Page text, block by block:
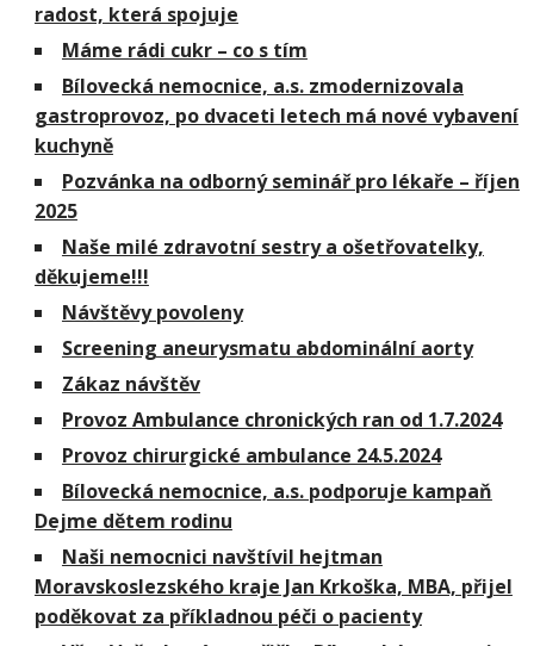
radost, která spojuje
Máme rádi cukr – co s tím
Bílovecká nemocnice, a.s. zmodernizovala
gastroprovoz, po dvaceti letech má nové vybavení
kuchyně
Pozvánka na odborný seminář pro lékaře – říjen
2025
Naše milé zdravotní sestry a ošetřovatelky,
děkujeme!!!
Návštěvy povoleny
Screening aneurysmatu abdominální aorty
Zákaz návštěv
Provoz Ambulance chronických ran od 1.7.2024
Provoz chirurgické ambulance 24.5.2024
Bílovecká nemocnice, a.s. podporuje kampaň
Dejme dětem rodinu
Naši nemocnici navštívil hejtman
Moravskoslezského kraje Jan Krkoška, MBA, přijel
poděkovat za příkladnou péči o pacienty